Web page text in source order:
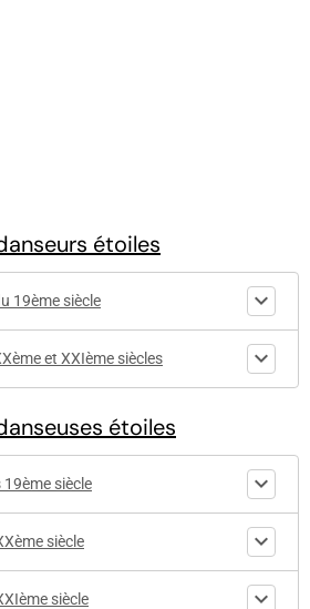
étoiles
19ème siècle
et XXIème siècles
étoiles
siècle
siècle
siècle